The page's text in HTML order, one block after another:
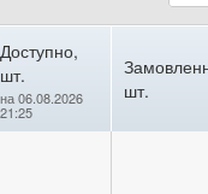
Доступно,
шт.
на 06.08.2026
21:25
шт.